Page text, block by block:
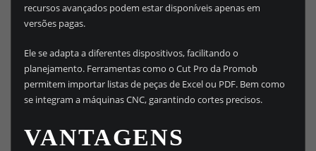
recursos avançados podem estar disponíveis apenas em
versões pagas.
Ele se adapta a diferentes dispositivos, facilitando o
planejamento. Ferramentas como o Cut Pro da Promob
permitem importar listas de peças de Excel ou PDF. Bem como
se integram a máquinas CNC, garantindo cortes precisos.
VANTAGENS